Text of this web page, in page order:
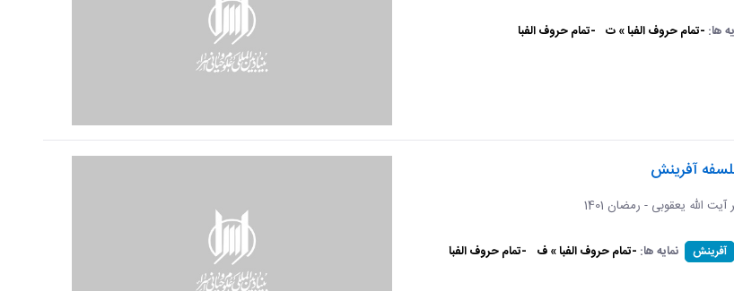
ها: -تمام حروف الفبا » ت -تمام حروف الفبا
آفرینش
الله یعقوبی - رمضان 1401
آفرینش نمایه ها: -تمام حروف الفبا » ف -تمام حروف الفبا